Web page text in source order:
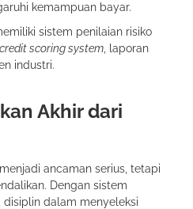
kemampuan bayar.
sistem penilaian risiko
credit scoring system , laporan
industri.
Akhir dari
ancaman serius, tetapi
Dengan sistem
disiplin dalam menyeleksi